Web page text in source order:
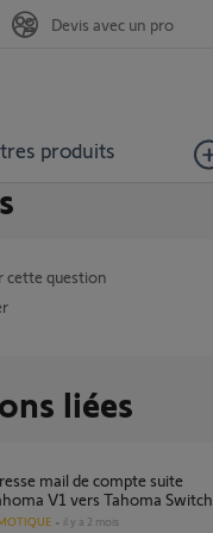
produits
Devis avec un pro
cette question
liées
V1 vers Tahoma Switch
il y a 2 mois